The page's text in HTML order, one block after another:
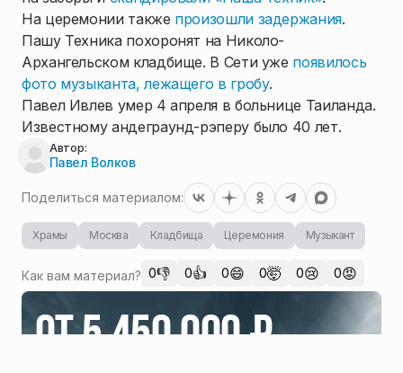
На церемонии также произошли задержания.
Пашу Техника похоронят на Николо-
Архангельском кладбище. В Сети уже появилось
фото музыканта, лежащего в гробу.
Павел Ивлев умер 4 апреля в больнице Таиланда.
Известному андеграунд-рэперу было 40 лет.
Автор:
Павел Волков
Поделиться материалом:
Храмы Москва Кладбища Церемония Музыкант
Как вам материал? 0👎 0👍 0😄 0🤯 0😢 0😡